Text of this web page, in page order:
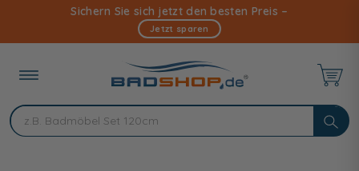
Inhalt
Sichern Sie sich jetzt den besten Preis –
Jetzt sparen